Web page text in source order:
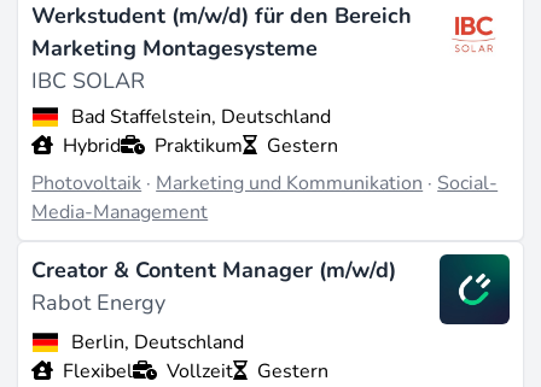
Werkstudent (m/w/d) für den Bereich
Marketing Montagesysteme
IBC SOLAR
Bad Staffelstein, Deutschland
Hybrid
Praktikum
Gestern
Photovoltaik · Marketing und Kommunikation · Social-
Media-Management
Creator & Content Manager (m/w/d)
Rabot Energy
Berlin, Deutschland
Flexibel
Vollzeit
Gestern